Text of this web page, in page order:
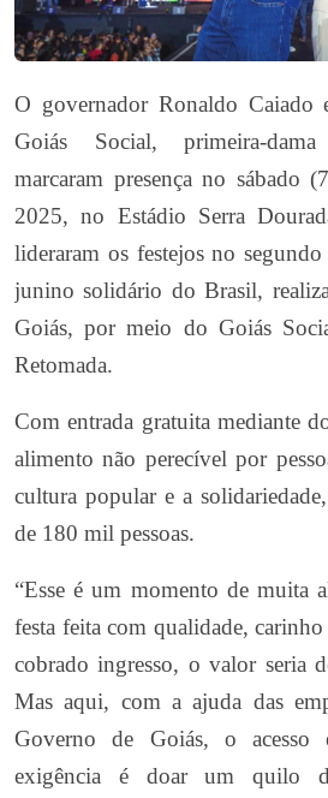
O governador Ronaldo Caiado
Goiás Social, primeira-
marcaram presença no sábado
2025, no Estádio Serra
lideraram os festejos no
junino solidário do Brasil,
Goiás, por meio do Goiás
Retomada.
Com entrada gratuita mediante
alimento não perecível por
cultura popular e a
de 180 mil pessoas.
“Esse é um momento de muita
festa feita com qualidade, carinho
cobrado ingresso, o valor seria
Mas aqui, com a ajuda das
Governo de Goiás, o
exigência é doar um quilo